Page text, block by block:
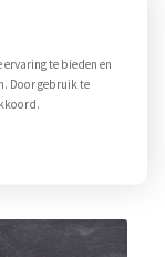
te bieden en
Door gebruik te